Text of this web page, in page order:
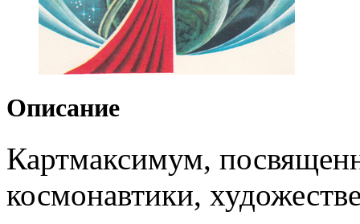
Описание
Картмаксимум,
космонавтики,